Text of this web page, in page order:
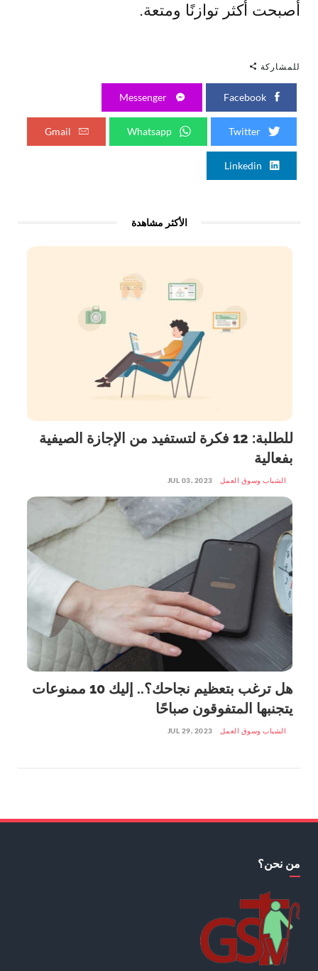
أصبحت أكثر توازنًا ومتعة.
للمشاركة
الأكثر مشاهدة
للطلبة: 12 فكرة لتستفيد من الإجازة الصيفية
بفعالية
الشباب وسوق العمل JUL 03, 2023
هل ترغب بتعظيم نجاحك؟.. إليك 10 ممنوعات
يتجنبها المتفوقون صباحًا
الشباب وسوق العمل JUL 29, 2023
من نحن؟